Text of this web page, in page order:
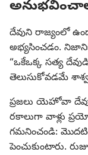
దేవుని రాజ్యంలో
అభ్యసించడం.
“ఒకేఒక్క సత్య
తెలుసుకోవడమే
ప్రజలు యెహోవా
రకాలుగా వాళ్లు
గమనించండి:
పెంచుకుంటారు.